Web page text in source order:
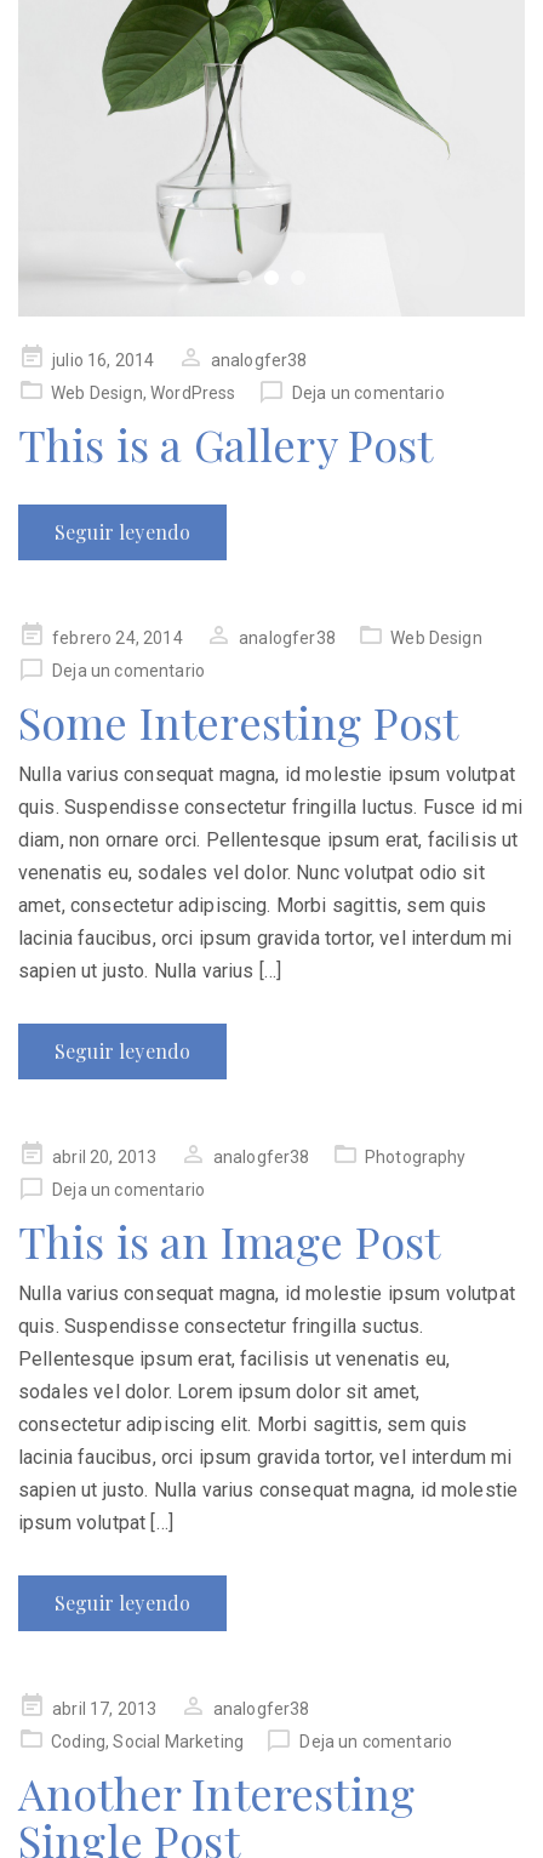
Publicado
en
julio 16, 2014
analogfer38
Web Design,WordPress Deja un comentario
This is a Gallery Post
Seguir leyendo
Publicado
en
febrero 24, 2014 analogfer38
Web Design
Deja un comentario
Some Interesting Post
Nulla varius consequat magna, id molestie ipsum volutpat
quis. Suspendisse consectetur fringilla luctus. Fusce id mi
diam, non ornare orci. Pellentesque ipsum erat, facilisis ut
venenatis eu, sodales vel dolor. Nunc volutpat odio sit
amet, consectetur adipiscing. Morbi sagittis, sem quis
lacinia faucibus, orci ipsum gravida tortor, vel interdum mi
sapien ut justo. Nulla varius […]
Seguir leyendo
Publicado
en
abril 20, 2013 analogfer38
Photography
Deja un comentario
This is an Image Post
Nulla varius consequat magna, id molestie ipsum volutpat
quis. Suspendisse consectetur fringilla suctus.
Pellentesque ipsum erat, facilisis ut venenatis eu,
sodales vel dolor. Lorem ipsum dolor sit amet,
consectetur adipiscing elit. Morbi sagittis, sem quis
lacinia faucibus, orci ipsum gravida tortor, vel interdum mi
sapien ut justo. Nulla varius consequat magna, id molestie
ipsum volutpat […]
Seguir leyendo
Publicado
en
abril 17, 2013
analogfer38
Coding,Social Marketing Deja un comentario
Another Interesting
Single Post